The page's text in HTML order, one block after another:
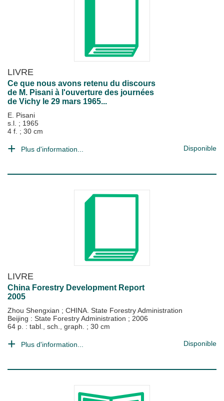
LIVRE
Ce que nous avons retenu du discours
de M. Pisani à l'ouverture des journées
de Vichy le 29 mars 1965...
E. Pisani
s.l. ; 1965
4 f. ; 30 cm
Plus d'information... Disponible
LIVRE
China Forestry Development Report
2005
Zhou Shengxian ; CHINA. State Forestry Administration
Beijing : State Forestry Administration ; 2006
64 p. : tabl., sch., graph. ; 30 cm
Plus d'information... Disponible